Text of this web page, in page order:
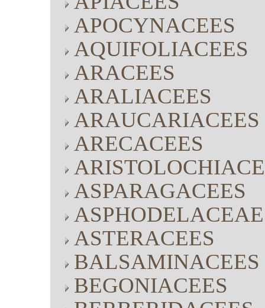
APOCYNACEES
AQUIFOLIACEES
ARACEES
ARALIACEES
ARAUCARIACEES
ARECACEES
ASPARAGACEES
ASPHODELACEAE
ASTERACEES
BALSAMINACEES
BEGONIACEES